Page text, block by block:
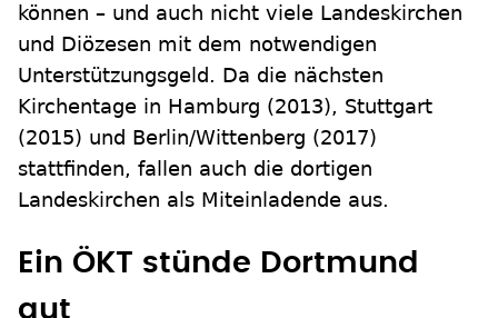
können – und auch nicht viele Landeskirchen
und Diözesen mit dem notwendigen
Unterstützungsgeld. Da die nächsten
Kirchentage in Hamburg (2013), Stuttgart
(2015) und Berlin/Wittenberg (2017)
stattfinden, fallen auch die dortigen
Landeskirchen als Miteinladende aus.
Ein ÖKT stünde Dortmund
gut